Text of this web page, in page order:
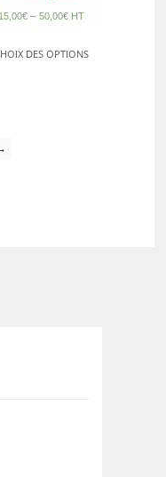
15,00€– 50,00€ HT
DES OPTIONS